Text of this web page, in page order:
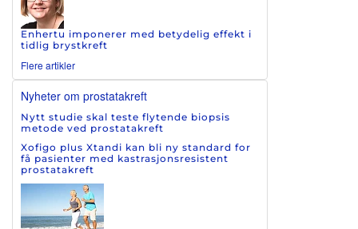
Enhertu imponerer med betydelig effekt i
tidlig brystkreft
Flere artikler
Nyheter om prostatakreft
Nytt studie skal teste flytende biopsis
metode ved prostatakreft
Xofigo plus Xtandi kan bli ny standard for
få pasienter med kastrasjonsresistent
prostatakreft